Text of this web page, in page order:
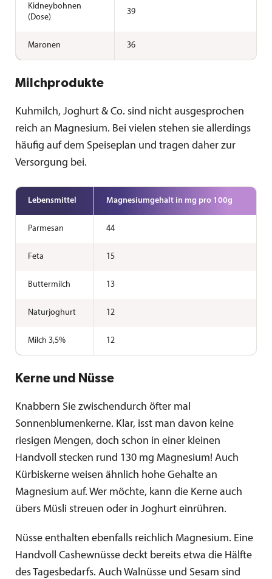
Kidneybohnen
(Dose)
39
Maronen 36
Milchprodukte
Kuhmilch, Joghurt & Co. sind nicht ausgesprochen
reich an Magnesium. Bei vielen stehen sie allerdings
häufig auf dem Speiseplan und tragen daher zur
Versorgung bei.
Lebensmittel Magnesium­gehalt in mg pro 100g
Parmesan 44
Feta 15
Buttermilch 13
Naturjoghurt 12
Milch 3,5% 12
Kerne und Nüsse
Knabbern Sie zwischendurch öfter mal
Sonnenblumenkerne. Klar, isst man davon keine
riesigen Mengen, doch schon in einer kleinen
Handvoll stecken rund 130 mg Magnesium! Auch
Kürbiskerne weisen ähnlich hohe Gehalte an
Magnesium auf. Wer möchte, kann die Kerne auch
übers Müsli streuen oder in Joghurt einrühren.
Nüsse enthalten ebenfalls reichlich Magnesium. Eine
Handvoll Cashewnüsse deckt bereits etwa die Hälfte
des Tagesbedarfs. Auch Walnüsse und Sesam sind